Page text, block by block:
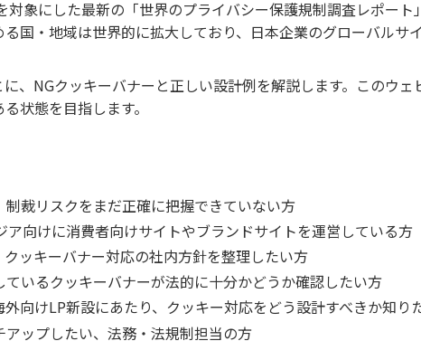
象にした最新の「世界のプライバシー保護規制調査レポー
国・地域は世界的に拡大しており、日本企業のグローバルサ
、NGクッキーバナーと正しい設計例を解説します。このウ
状態を目指します。
制裁リスクをまだ正確に把握できていない方
ア向けに消費者向けサイトやブランドサイトを運営している方
ッキーバナー対応の社内方針を整理したい方
いるクッキーバナーが法的に十分かどうか確認したい方
向けLP新設にあたり、クッキー対応をどう設計すべきか知り
ップしたい、法務・法規制担当の方